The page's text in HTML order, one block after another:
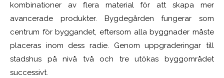
kombinationer av flera material för att skapa mer
avancerade produkter. Bygdegården fungerar som
centrum för byggandet, eftersom alla byggnader måste
placeras inom dess radie. Genom uppgraderingar till
stadshus på nivå två och tre utökas byggområdet
successivt.